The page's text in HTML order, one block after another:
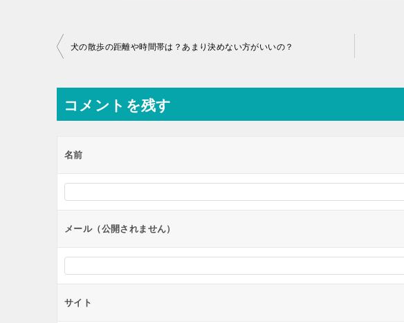
投
ナ
ビ
ー
ョ
ン
犬の散歩の距離や時間帯は？あまり決めない方がいいの？
コメントを残す
名前
メール（公開されません）
サイト